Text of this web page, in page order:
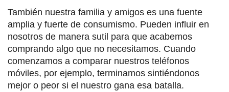
También nuestra familia y amigos es una fuente
amplia y fuerte de consumismo. Pueden influir en
nosotros de manera sutil para que acabemos
comprando algo que no necesitamos. Cuando
comenzamos a comparar nuestros teléfonos
móviles, por ejemplo, terminamos sintiéndonos
mejor o peor si el nuestro gana esa batalla.